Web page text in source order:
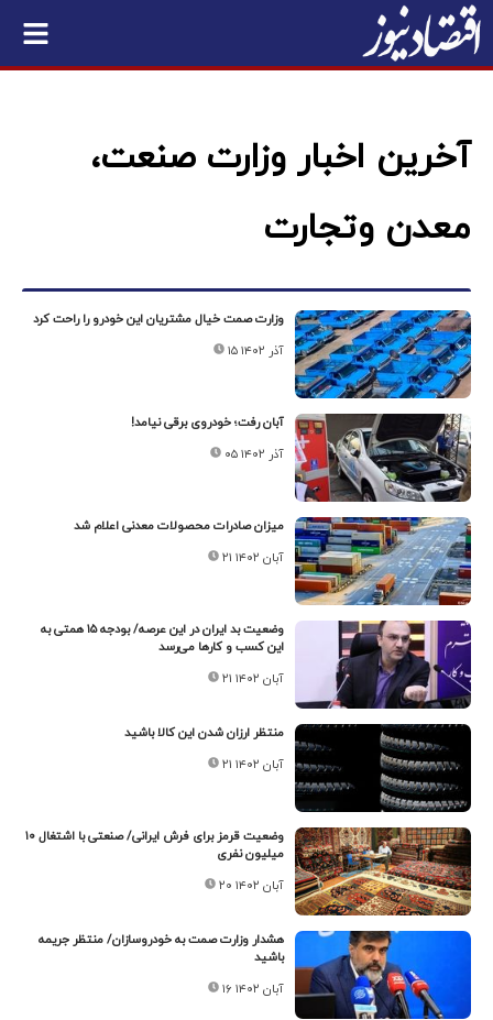
آخرین اخبار وزارت صنعت،
معدن وتجارت
وزارت صمت خیال مشتریان این خودرو را راحت کرد
۱۵ آذر ۱۴۰۲
آبان رفت؛ خودروی برقی نیامد!
۰۵ آذر ۱۴۰۲
میزان صادرات محصولات معدنی اعلام شد
۲۱ آبان ۱۴۰۲
وضعیت بد ایران در این عرصه/ بودجه ۱۵ همتی به
این کسب و کارها می‌رسد
۲۱ آبان ۱۴۰۲
منتظر ارزان شدن این کالا باشید
۲۱ آبان ۱۴۰۲
وضعیت قرمز برای فرش ایرانی/ صنعتی با اشتغال ۱۰
میلیون نفری
۲۰ آبان ۱۴۰۲
هشدار وزارت صمت به خودروسازان/ منتظر جریمه
باشید
۱۶ آبان ۱۴۰۲